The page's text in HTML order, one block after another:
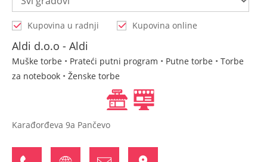
Kupovina u radnji Kupovina online
Aldi d.o.o - Aldi
Muške torbe • Prateći putni program • Putne torbe • Torbe
za notebook • Ženske torbe
Karađorđeva 9a Pančevo